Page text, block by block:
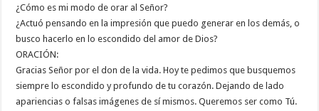
¿Cómo es mi modo de orar al Señor?
¿Actuó pensando en la impresión que puedo generar en los demás, o
busco hacerlo en lo escondido del amor de Dios?
ORACIÓN:
Gracias Señor por el don de la vida. Hoy te pedimos que busquemos
siempre lo escondido y profundo de tu corazón. Dejando de lado
apariencias o falsas imágenes de sí mismos. Queremos ser como Tú.